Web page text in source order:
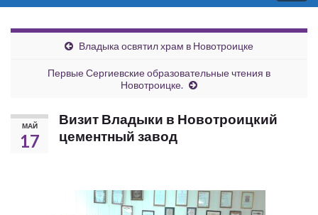
выкл
Владыка освятил храм в Новотроицке
Первые Сергиевские образовательные чтения в
Новотроицке.
МАЙ
17
Визит Владыки в Новотроицкий
цементный завод